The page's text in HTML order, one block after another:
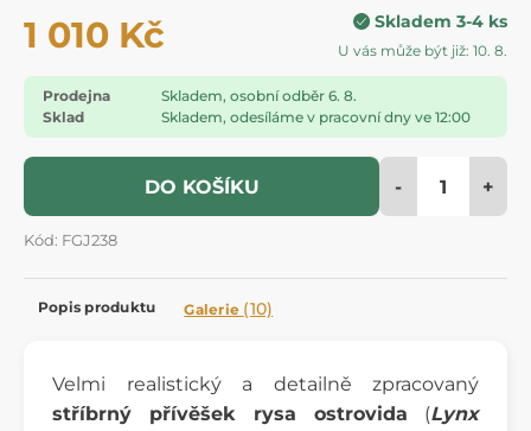
1 010 Kč Skladem 3-4 ks
U vás může být již: 10. 8.
Prodejna
Skladem, osobní odběr 6. 8.
Sklad
Skladem, odesíláme v pracovní dny ve 12:00
DO KOŠÍKU - +
Kód: FGJ238
Popis produktu Galerie (10)
Velmi realistický a detailně zpracovaný
stříbrný přívěšek rysa ostrovida (Lynx